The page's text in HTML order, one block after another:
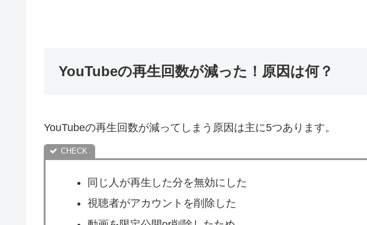
YouTubeの再生回数が減った！原因は何？
YouTubeの再生回数が減ってしまう原因は主に5つあります。
同じ人が再生した分を無効にした
視聴者がアカウントを削除した